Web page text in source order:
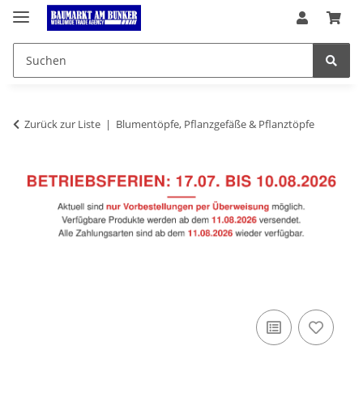
Zurück zur Liste Blumentöpfe, Pflanzgefäße & Pflanztöpfe